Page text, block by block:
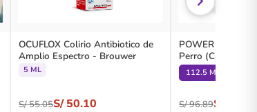
OCUFLOX Colirio Antibiotico de
Amplio Espectro - Brouwer
5 ML
S/55.05S/50.10
POWER GOLD
Perro (Caja x1
Brouwer
112.5 MG (2 - 4.5
S/96.89S/